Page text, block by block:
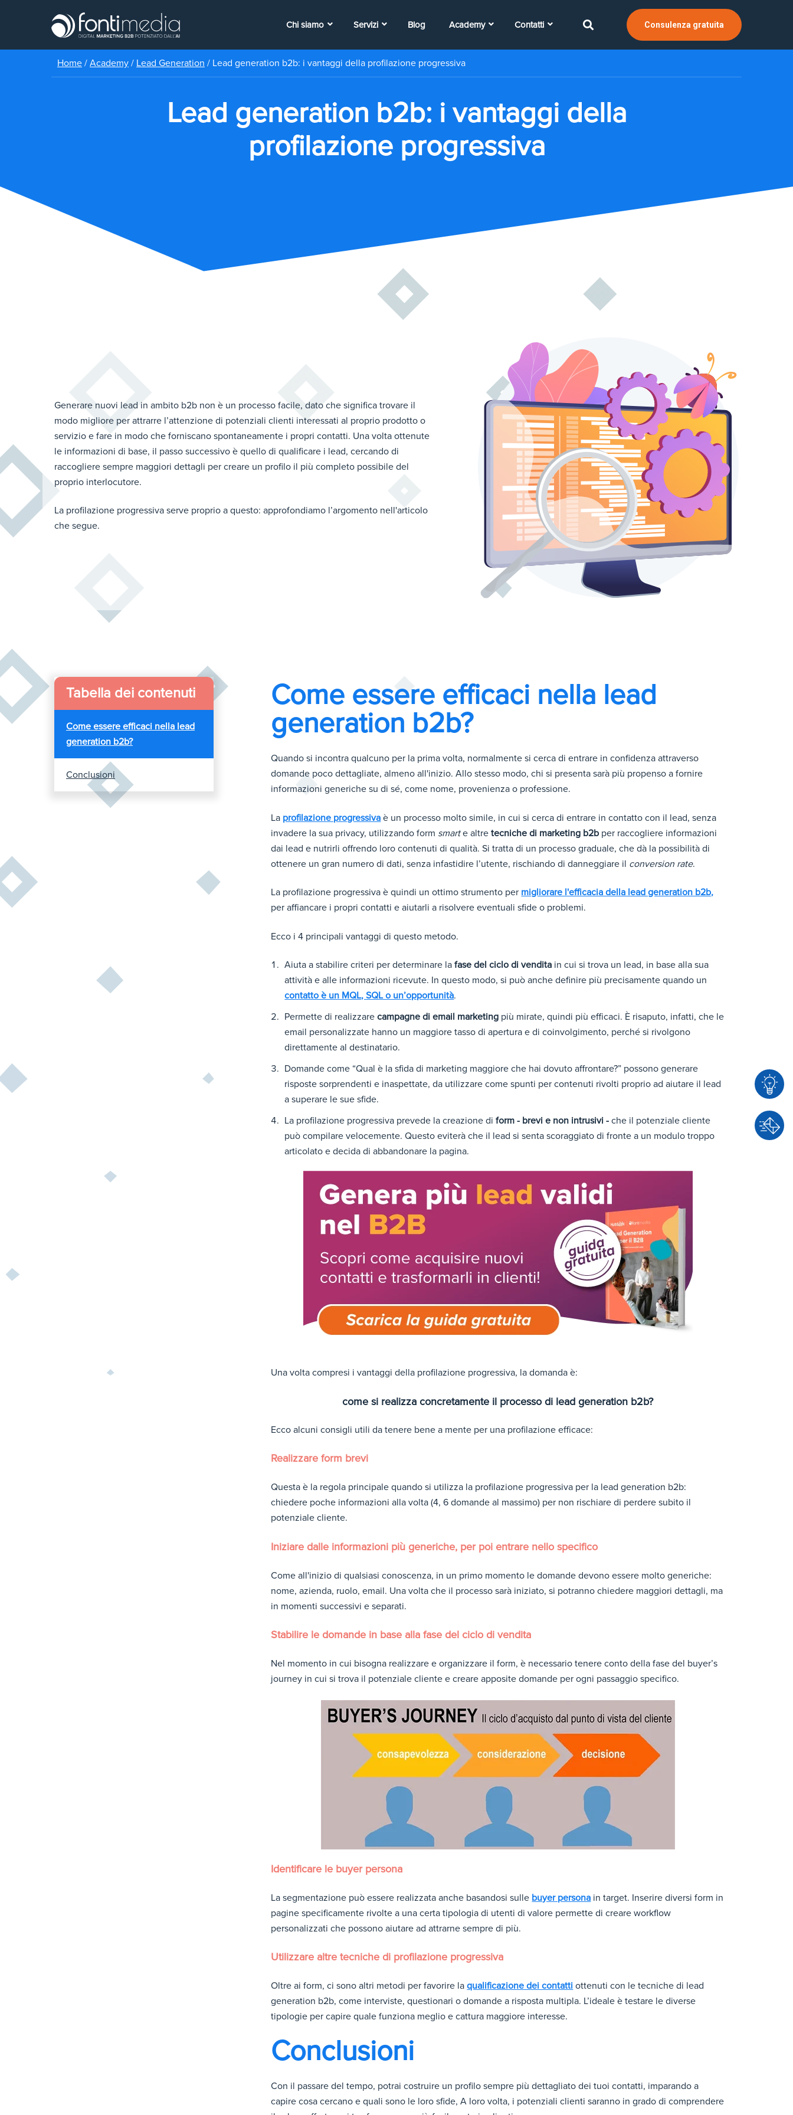
Chi siamo Servizi Blog Academy Contatti Consulenza gratuita
C
o
Home / Academy / Lead Generation / Lead generation b2b: i vantaggi della profilazione progressiva
Lead generation b2b: i vantaggi della
profilazione progressiva
Generare nuovi lead in ambito b2b non è un processo facile, dato che significa trovare il
modo migliore per attrarre l’attenzione di potenziali clienti interessati al proprio prodotto o
servizio e fare in modo che forniscano spontaneamente i propri contatti. Una volta ottenute
le informazioni di base, il passo successivo è quello di qualificare i lead, cercando di
raccogliere sempre maggiori dettagli per creare un profilo il più completo possibile del
proprio interlocutore.
La profilazione progressiva serve proprio a questo: approfondiamo l’argomento nell'articolo
che segue.
Tabella dei contenuti
Come essere efficaci nella lead
generation b2b?
Conclusioni
Come essere efficaci nella lead
generation b2b?
Quando si incontra qualcuno per la prima volta, normalmente si cerca di entrare in confidenza attraverso
domande poco dettagliate, almeno all'inizio. Allo stesso modo, chi si presenta sarà più propenso a fornire
informazioni generiche su di sé, come nome, provenienza o professione.
La profilazione progressiva è un processo molto simile, in cui si cerca di entrare in contatto con il lead, senza
invadere la sua privacy, utilizzando form smarte altretecniche di marketing b2b per raccogliere informazioni
dai lead e nutrirli offrendo loro contenuti di qualità. Si tratta di un processo graduale, che dà la possibilità di
ottenere un gran numero di dati, senza infastidire l’utente, rischiando di danneggiare il conversion rate.
La profilazione progressiva è quindi un ottimo strumento per migliorare l'efficacia della lead generation b2b,
per affiancare i propri contatti e aiutarli a risolvere eventuali sfide o problemi.
Ecco i 4 principali vantaggi di questo metodo.
Aiuta a stabilire criteri per determinare lafase del ciclo di vendita in cui si trova un lead, in base alla sua
attività e alle informazioni ricevute. In questo modo, si può anche definire più precisamente quando un
contatto è un MQL, SQL o un’opportunità.
Permette di realizzarecampagne di email marketing più mirate, quindi più efficaci. È risaputo, infatti, che le
email personalizzate hanno un maggiore tasso di apertura e di coinvolgimento, perché si rivolgono
direttamente al destinatario.
Domande come “Qual è la sfida di marketing maggiore che hai dovuto affrontare?” possono generare
risposte sorprendenti e inaspettate, da utilizzare come spunti per contenuti rivolti proprio ad aiutare il lead
a superare le sue sfide.
La profilazione progressiva prevede la creazione diform - brevi e non intrusivi - che il potenziale cliente
può compilare velocemente. Questo eviterà che il lead si senta scoraggiato di fronte a un modulo troppo
articolato e decida di abbandonare la pagina.
Una volta compresi i vantaggi della profilazione progressiva, la domanda è:
come si realizza concretamente il processo di lead generation b2b?
Ecco alcuni consigli utili da tenere bene a mente per una profilazione efficace:
Realizzare form brevi
Questa è la regola principale quando si utilizza la profilazione progressiva per la lead generation b2b:
chiedere poche informazioni alla volta (4, 6 domande al massimo) per non rischiare di perdere subito il
potenziale cliente.
Iniziare dalle informazioni più generiche, per poi entrare nello specifico
Come all'inizio di qualsiasi conoscenza, in un primo momento le domande devono essere molto generiche:
nome, azienda, ruolo, email. Una volta che il processo sarà iniziato, si potranno chiedere maggiori dettagli, ma
in momenti successivi e separati.
Stabilire le domande in base alla fase del ciclo di vendita
Nel momento in cui bisogna realizzare e organizzare il form, è necessario tenere conto della fase del buyer’s
journey in cui si trova il potenziale cliente e creare apposite domande per ogni passaggio specifico.
Identificare le buyer persona
La segmentazione può essere realizzata anche basandosi sulle buyer persona in target. Inserire diversi form in
pagine specificamente rivolte a una certa tipologia di utenti di valore permette di creare workflow
personalizzati che possono aiutare ad attrarne sempre di più.
Utilizzare altre tecniche di profilazione progressiva
Oltre ai form, ci sono altri metodi per favorire laqualificazione dei contatti ottenuti con le tecniche di lead
generation b2b, come interviste, questionari o domande a risposta multipla. L’ideale è testare le diverse
tipologie per capire quale funziona meglio e cattura maggiore interesse.
Conclusioni
Con il passare del tempo, potrai costruire un profilo sempre più dettagliato dei tuoi contatti, imparando a
capire cosa cercano e quali sono le loro sfide, A loro volta, i potenziali clienti saranno in grado di comprendere